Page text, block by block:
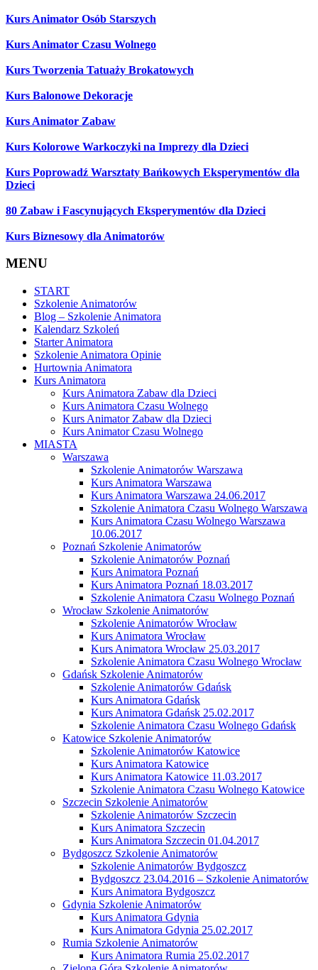
Kurs Animator Osób Starszych
Kurs Animator Czasu Wolnego
Kurs Tworzenia Tatuaży Brokatowych
Kurs Balonowe Dekoracje
Kurs Animator Zabaw
Kurs Kolorowe Warkoczyki na Imprezy dla Dzieci
Kurs Poprowadź Warsztaty Bańkowych Eksperymentów dla
Dzieci
80 Zabaw i Fascynujących Eksperymentów dla Dzieci
Kurs Biznesowy dla Animatorów
MENU
START
Szkolenie Animatorów
Blog – Szkolenie Animatora
Kalendarz Szkoleń
Starter Animatora
Szkolenie Animatora Opinie
Hurtownia Animatora
Kurs Animatora
Kurs Animatora Zabaw dla Dzieci
Kurs Animatora Czasu Wolnego
Kurs Animator Zabaw dla Dzieci
Kurs Animator Czasu Wolnego
MIASTA
Warszawa
Szkolenie Animatorów Warszawa
Kurs Animatora Warszawa
Kurs Animatora Warszawa 24.06.2017
Szkolenie Animatora Czasu Wolnego Warszawa
Kurs Animatora Czasu Wolnego Warszawa
10.06.2017
Poznań Szkolenie Animatorów
Szkolenie Animatorów Poznań
Kurs Animatora Poznań
Kurs Animatora Poznań 18.03.2017
Szkolenie Animatora Czasu Wolnego Poznań
Wrocław Szkolenie Animatorów
Szkolenie Animatorów Wrocław
Kurs Animatora Wrocław
Kurs Animatora Wrocław 25.03.2017
Szkolenie Animatora Czasu Wolnego Wrocław
Gdańsk Szkolenie Animatorów
Szkolenie Animatorów Gdańsk
Kurs Animatora Gdańsk
Kurs Animatora Gdańsk 25.02.2017
Szkolenie Animatora Czasu Wolnego Gdańsk
Katowice Szkolenie Animatorów
Szkolenie Animatorów Katowice
Kurs Animatora Katowice
Kurs Animatora Katowice 11.03.2017
Szkolenie Animatora Czasu Wolnego Katowice
Szczecin Szkolenie Animatorów
Szkolenie Animatorów Szczecin
Kurs Animatora Szczecin
Kurs Animatora Szczecin 01.04.2017
Bydgoszcz Szkolenie Animatorów
Szkolenie Animatorów Bydgoszcz
Bydgoszcz 23.04.2016 – Szkolenie Animatorów
Kurs Animatora Bydgoszcz
Gdynia Szkolenie Animatorów
Kurs Animatora Gdynia
Kurs Animatora Gdynia 25.02.2017
Rumia Szkolenie Animatorów
Kurs Animatora Rumia 25.02.2017